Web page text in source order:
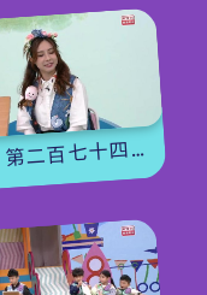
第二百七十四集 - 《花神的獎勵》下集